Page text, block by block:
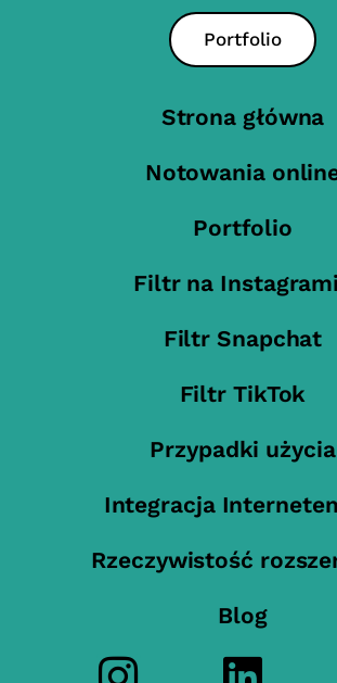
Portfolio
Strona główna
Notowania
Portfolio
Filtr na
Filtr Snapchat
Filtr TikTok
Przypadki użycia
Integracja
Rzeczywistość
Blog